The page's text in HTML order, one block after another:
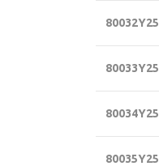
80032Υ25
80033Υ25
80034Υ25
80035Υ25